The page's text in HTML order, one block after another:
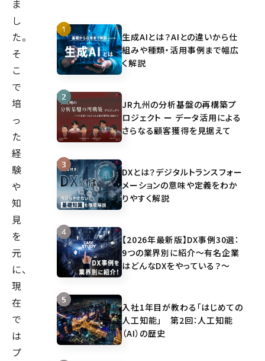
ま
し
た。
そ
こ
で
培
っ
た
経
験
や
知
見
を
元
に、
現
在
で
は
プ
生成AIとは？AIとの違いから仕
組みや種類・活用事例まで幅広
く解説
JR九州の分析基盤の再構築プ
ロジェクト ー データ活用による
さらなる顧客獲得を見据えて
DXとは？デジタルトランスフォー
メーションの意味や定義をわか
りやすく解説
【2026年最新版】DX事例30選：
9つの業界別に紹介～有名企業
はどんなDXをやっている？～
入社1年目が教わる「はじめての
人工知能」 第2回：人工知能
（AI）の歴史